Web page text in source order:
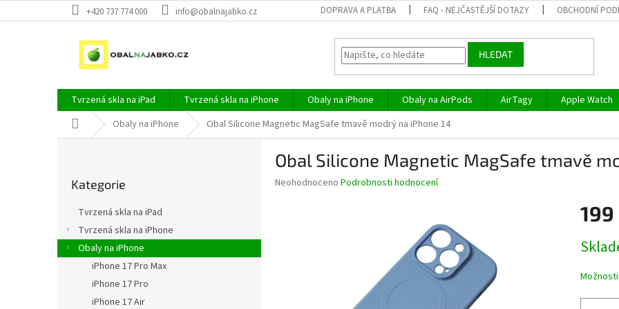
na
+420 737 774 000 info@obalnajabko.cz DOPRAVA A PLATBA FAQ - NEJČASTĚJŠÍ DOTAZY OBCHODNÍ
HLEDAT
Tvrzená skla na iPad Tvrzená skla na iPhone Obaly na iPhone Obaly na AirPods AirTagy Apple Watch
Domů Obaly na iPhone Obal Silicone Magnetic MagSafe tmavě modrý na iPhone 14
n
kategorie
Kategorie
Tvrzená skla na iPad
Tvrzená skla na iPhone
Obaly na iPhone
iPhone 17 Pro Max
iPhone 17 Pro
iPhone 17 Air
Obal Silicone Magnetic MagSafe tmavě
Průměrné
Neohodnoceno Podrobnosti hodnocení
199
cena: